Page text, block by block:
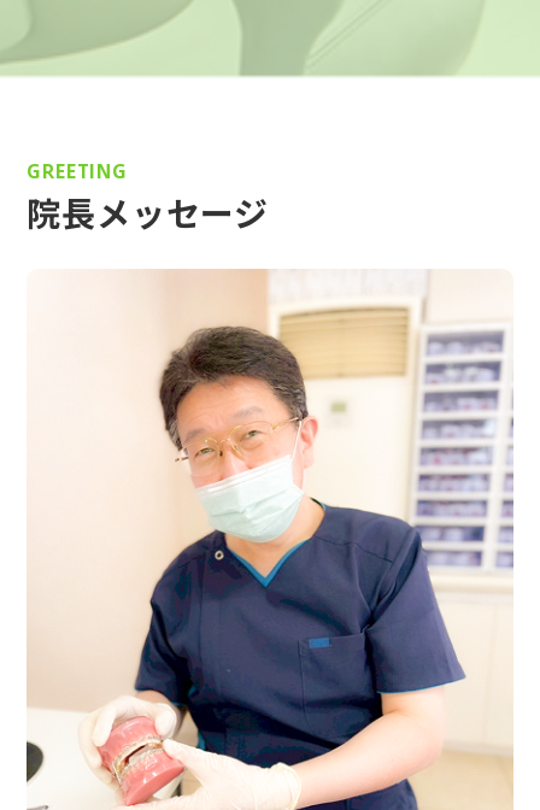
GREETING
院長メッセージ